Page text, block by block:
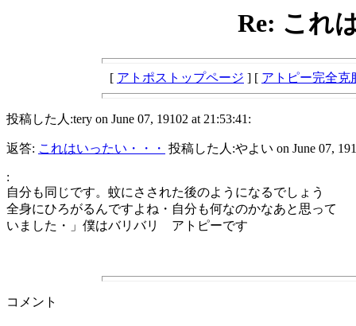
Re: これ
[ アトポストップページ ] [ アトピー完全克
投稿した人:tery on June 07, 19102 at 21:53:41:
返答: これはいったい・・・ 投稿した人:やよい on June 07,
:
自分も同じです。蚊にさされた後のようになるでしょう
全身にひろがるんですよね・自分も何なのかなあと思って
いました・」僕はバリバリ アトピーです
コメント